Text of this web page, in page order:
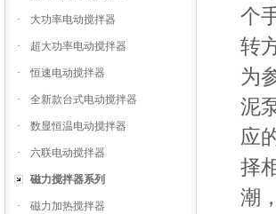
· 大功率电动搅拌器
· 超大功率电动搅拌器
· 恒速电动搅拌器
· 全新款台式电动搅拌器
· 数显恒温电动搅拌器
· 六联电动搅拌器
磁力搅拌器系列
· 磁力加热搅拌器
个
转
为
泥
应
择
潮